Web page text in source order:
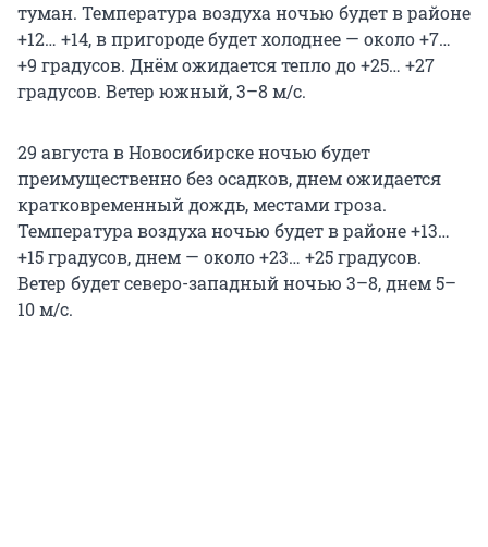
туман. Температура воздуха ночью будет в районе
+12… +14, в пригороде будет холоднее — около +7…
+9 градусов. Днём ожидается тепло до +25… +27
градусов. Ветер южный, 3–8 м/с.
29 августа в Новосибирске ночью будет
преимущественно без осадков, днем ожидается
кратковременный дождь, местами гроза.
Температура воздуха ночью будет в районе +13…
+15 градусов, днем — около +23… +25 градусов.
Ветер будет северо-западный ночью 3–8, днем 5–
10 м/с.